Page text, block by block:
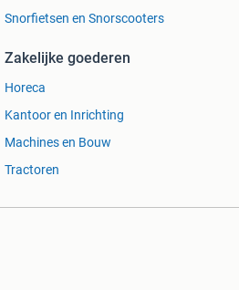
Snorfietsen en Snorscooters
Zakelijke goederen
Horeca
Kantoor en Inrichting
Machines en Bouw
Tractoren